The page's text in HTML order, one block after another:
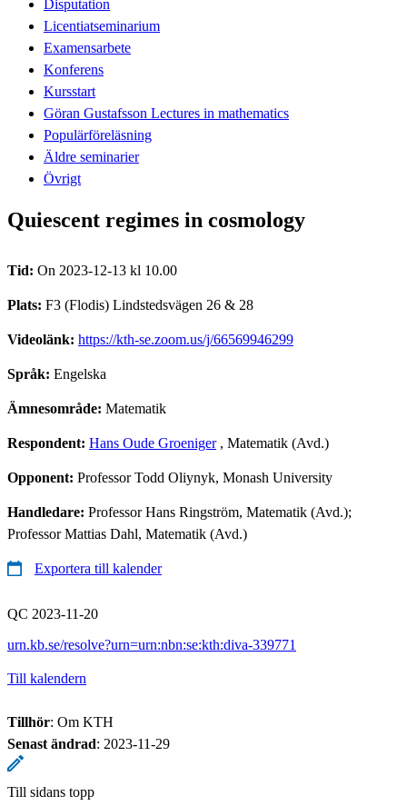
Disputation
Licentiatseminarium
Examensarbete
Konferens
Kursstart
Göran Gustafsson Lectures in mathematics
Populärföreläsning
Äldre seminarier
Övrigt
Quiescent regimes in cosmology
Tid: On 2023-12-13 kl 10.00
Plats: F3 (Flodis) Lindstedsvägen 26 & 28
Videolänk: https://kth-se.zoom.us/j/66569946299
Språk: Engelska
Ämnesområde: Matematik
Respondent: Hans Oude Groeniger, Matematik (Avd.)
Opponent: Professor Todd Oliynyk, Monash University
Handledare: Professor Hans Ringström, Matematik (Avd.);
Professor Mattias Dahl, Matematik (Avd.)
Exportera till kalender
QC 2023-11-20
urn.kb.se/resolve?urn=urn:nbn:se:kth:diva-339771
Till kalendern
Tillhör: Om KTH
Senast ändrad: 2023-11-29
Till sidans topp